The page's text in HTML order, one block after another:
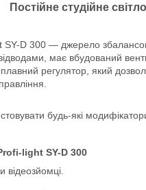
Постійне студійне
SY-D 300 — джерело
має вбудований
регулятор, який
будь-які
light SY-D 300